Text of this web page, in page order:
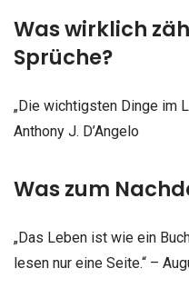
Was wirklich
Sprüche?
„Die wichtigsten Dinge im
Anthony J. D’Angelo
Was zum
„Das Leben ist wie ein
lesen nur eine Seite.“ –